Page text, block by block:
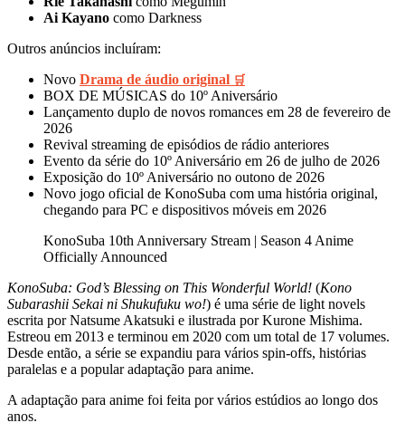
Ai Kayano como Darkness
Outros anúncios incluíram:
Novo Drama de áudio original 🛒
BOX DE MÚSICAS do 10º Aniversário
Lançamento duplo de novos romances em 28 de fevereiro de
2026
Revival streaming de episódios de rádio anteriores
Evento da série do 10º Aniversário em 26 de julho de 2026
Exposição do 10º Aniversário no outono de 2026
Novo jogo oficial de KonoSuba com uma história original,
chegando para PC e dispositivos móveis em 2026
KonoSuba 10th Anniversary Stream | Season 4 Anime
Officially Announced
KonoSuba: God’s Blessing on This Wonderful World! (Kono
Subarashii Sekai ni Shukufuku wo!) é uma série de light novels
escrita por Natsume Akatsuki e ilustrada por Kurone Mishima.
Estreou em 2013 e terminou em 2020 com um total de 17 volumes.
Desde então, a série se expandiu para vários spin-offs, histórias
paralelas e a popular adaptação para anime.
A adaptação para anime foi feita por vários estúdios ao longo dos
anos.